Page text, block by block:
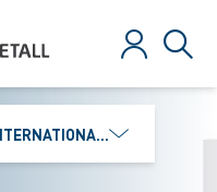
Anmelden
GMBH